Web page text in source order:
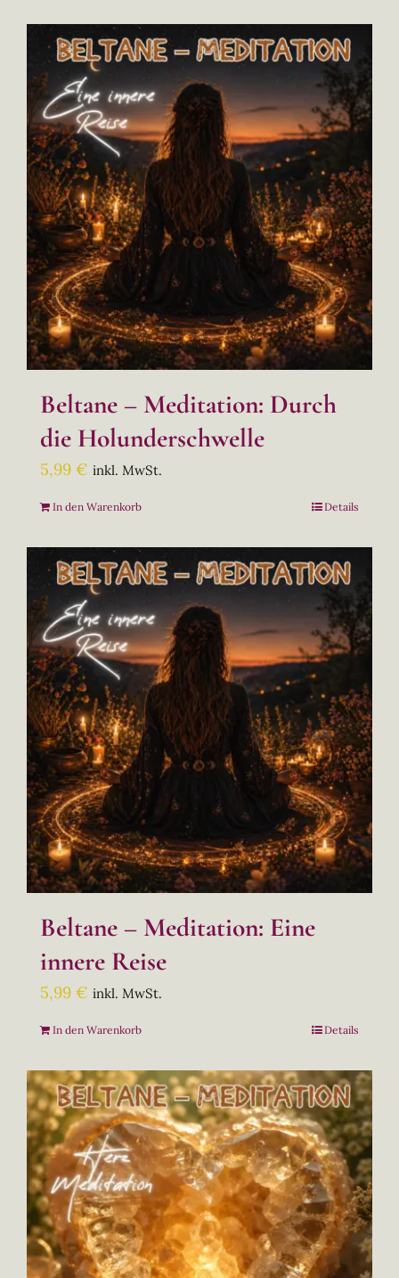
Beltane – Meditation: Durch
die Holunderschwelle
5,99 € inkl. MwSt.
In den Warenkorb Details
Beltane – Meditation: Eine
innere Reise
5,99 € inkl. MwSt.
In den Warenkorb Details